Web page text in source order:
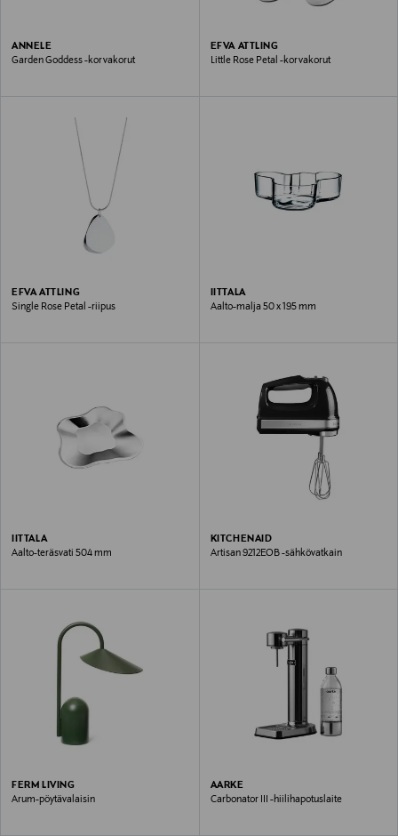
ANNELE
Garden Goddess -korvakorut
EFVA ATTLING
Little Rose Petal -korvakorut
EFVA ATTLING
Single Rose Petal -riipus
IITTALA
Aalto-malja 50 x 195 mm
IITTALA
Aalto-teräsvati 504 mm
KITCHENAID
Artisan 9212EOB -sähkövatkain
FERM LIVING
Arum-pöytävalaisin
AARKE
Carbonator III -hiilihapotuslaite